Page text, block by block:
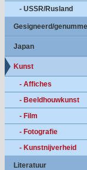
- USSR/Rusland
Gesigneerd/
Japan
Kunst
- Affiches
- Beeldhouwkunst
- Film
- Fotografie
- Kunstnijverheid
Literatuur